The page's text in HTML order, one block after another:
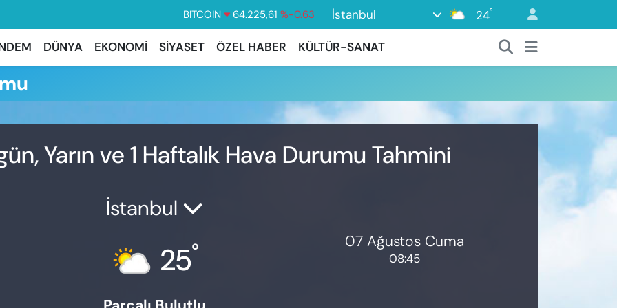
BITCOIN 64.225,61 %-0.63
DOLAR
47,7143
%0.16
EURO
55,0317 %-0.02
%0.45
İstanbul 24°
DÜNYA EKONOMİ SİYASET ÖZEL HABER KÜLTÜR-SANAT
Yarın ve 1 Haftalık Hava Durumu Tahmini
İstanbul
25° 07 Ağustos Cuma
08:45